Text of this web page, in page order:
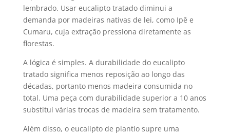
lembrado. Usar eucalipto tratado diminui a
demanda por madeiras nativas de lei, como Ipê e
Cumaru, cuja extração pressiona diretamente as
florestas.
A lógica é simples. A durabilidade do eucalipto
tratado significa menos reposição ao longo das
décadas, portanto menos madeira consumida no
total. Uma peça com durabilidade superior a 10 anos
substitui várias trocas de madeira sem tratamento.
Além disso, o eucalipto de plantio supre uma